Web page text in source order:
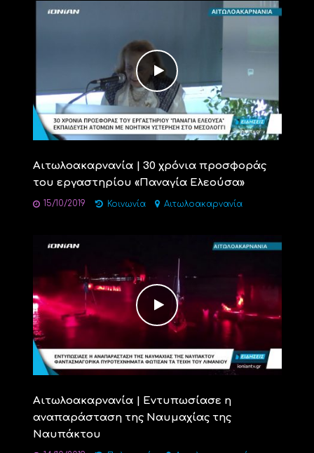
Αιτωλοακαρνανία | 30 χρόνια προσφοράς
του εργαστηρίου «Παναγία Ελεούσα»
15/10/2019 Κοινωνία Αιτωλοακαρνανία
Αιτωλοακαρνανία | Εντυπωσίασε η
αναπαράσταση της Ναυμαχίας της
Ναυπάκτου